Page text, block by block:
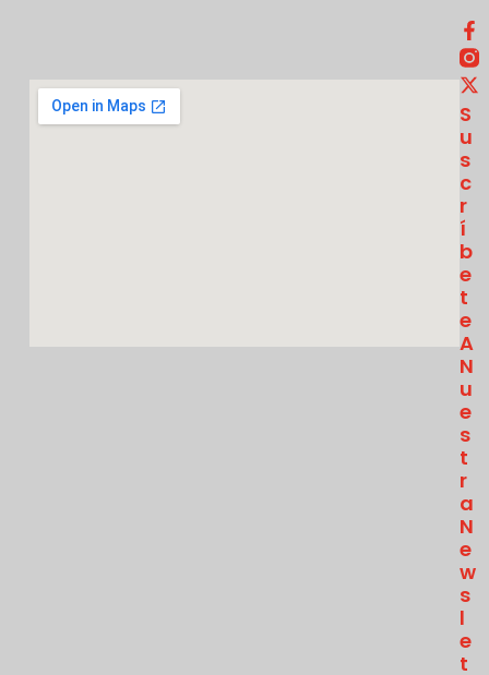
S
U
S
C
R
Í
B
E
T
E
A
N
U
E
S
T
R
A
N
E
W
S
L
E
T